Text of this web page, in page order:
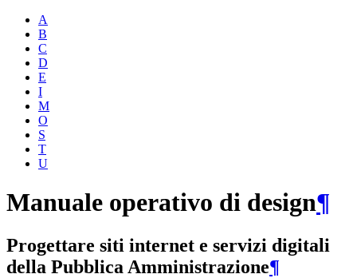
A
B
C
D
E
I
M
O
S
T
U
Manuale operativo di design¶
Progettare siti internet e servizi digitali
della Pubblica Amministrazione¶